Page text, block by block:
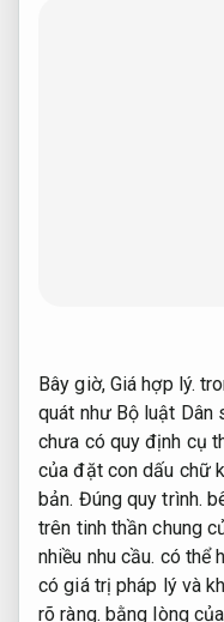
Bây giờ, Giá hợp lý.
quát như Bộ luật Dân
chưa có quy định cụ
của đặt con dấu chữ
bản. Đúng quy trình.
trên tinh thần chung
nhiều nhu cầu. có thể
có giá trị pháp lý và
rõ ràng. bằng lòng